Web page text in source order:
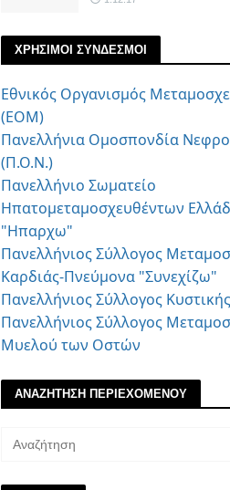
ΧΡΗΣΙΜΟΙ ΣΥΝΔΕΣΜΟΙ
Εθνικός Οργανισμός
(ΕΟΜ)
Πανελλήνια Ομοσπονδία
(Π.Ο.Ν.)
Πανελλήνιο Σωματείο
Ηπατομεταμοσχευθέντων
"Ηπαρχω"
Πανελλήνιος Σύλλογος
Καρδιάς-Πνεύμονα "Συνεχίζω"
Πανελλήνιος Σύλλογος
Πανελλήνιος Σύλλογος
Μυελού των Οστών
ΑΝΑΖΗΤΗΣΗ ΠΕΡΙΕΧΟΜΕΝΟΥ